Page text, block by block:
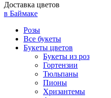
Доставка цветов
в Баймаке
Розы
Все букеты
Букеты цветов
Букеты из роз
Гортензии
Тюльпаны
Пионы
Хризантемы